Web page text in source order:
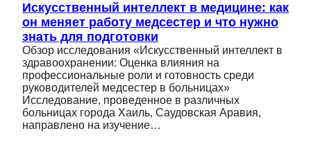
Искусственный интеллект в медицине: как
он меняет работу медсестер и что нужно
знать для подготовки
Обзор исследования «Искусственный интеллект в
здравоохранении: Оценка влияния на
профессиональные роли и готовность среди
руководителей медсестер в больницах»
Исследование, проведенное в различных
больницах города Хаиль, Саудовская Аравия,
направлено на изучение…